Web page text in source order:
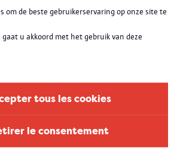
om de beste gebruikerservaring op onze site te
u akkoord met het gebruik van deze
tous les cookies
le consentement